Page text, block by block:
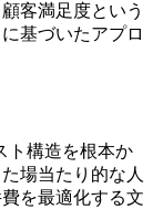
客満足度という
基づいたアプロ
ト構造を根本か
場当たり的な人
を最適化する文